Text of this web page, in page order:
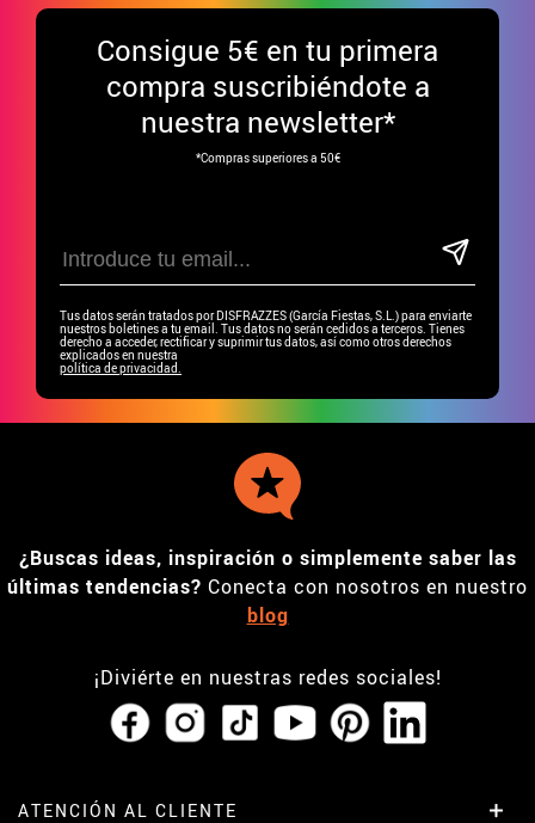
Consigue 5€ en tu primera
compra suscribiéndote a
nuestra newsletter*
*Compras superiores a 50€
Tus datos serán tratados por DISFRAZZES (García Fiestas, S.L.) para enviarte
nuestros boletines a tu email. Tus datos no serán cedidos a terceros. Tienes
derecho a acceder, rectificar y suprimir tus datos, así como otros derechos
explicados en nuestra
política de privacidad.
¿Buscas ideas, inspiración o simplemente saber las
últimas tendencias? Conecta con nosotros en nuestro
blog
¡Diviérte en nuestras redes sociales!
ATENCIÓN AL CLIENTE